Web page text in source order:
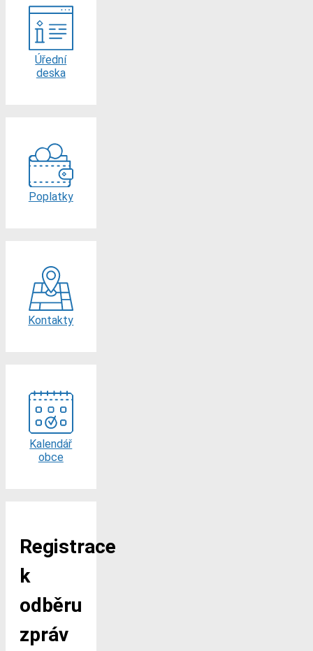
Úřední
deska
Poplatky
Kontakty
Kalendář
obce
Registrace
k
odběru
zpráv